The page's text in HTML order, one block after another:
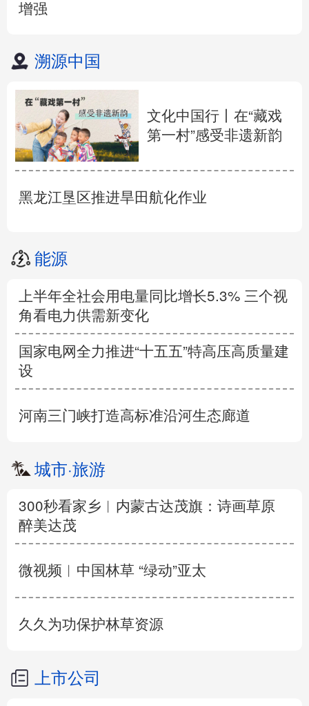
增强
溯源中国
文化中国行丨在“藏戏
第一村”感受非遗新韵
黑龙江垦区推进旱田航化作业
能源
上半年全社会用电量同比增长5.3% 三个视
角看电力供需新变化
国家电网全力推进“十五五”特高压高质量建
设
河南三门峡打造高标准沿河生态廊道
城市·旅游
300秒看家乡︱内蒙古达茂旗：诗画草原
醉美达茂
微视频︱中国林草 “绿动”亚太
久久为功保护林草资源
上市公司